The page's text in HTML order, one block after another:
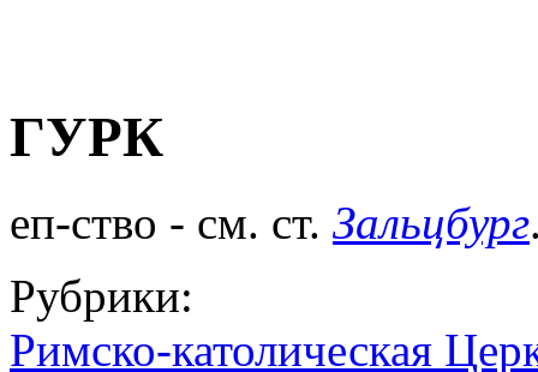
ГУРК
еп-ство - см. ст. Зальцбург
Рубрики:
Римско-католическая